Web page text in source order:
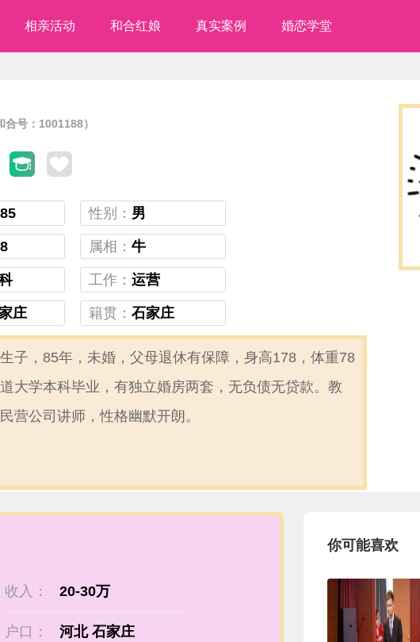
相亲活动 和合红娘 真实案例 婚恋学堂
合号：1001188）
庄
性别： 男
属相： 牛
工作： 运营
籍贯： 石家庄
子，85年，未婚，父母退休有保障，身高178，体重78
大学本科毕业，有独立婚房两套，无负债无贷款。教
营公司讲师，性格幽默开朗。
收入： 20-30万
户口： 河北 石家庄
你可能喜欢